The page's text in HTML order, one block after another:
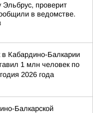
Эльбрус, проверит
в ведомстве.
в Кабардино-Балкарии
1 млн человек по
2026 года
Балкарской